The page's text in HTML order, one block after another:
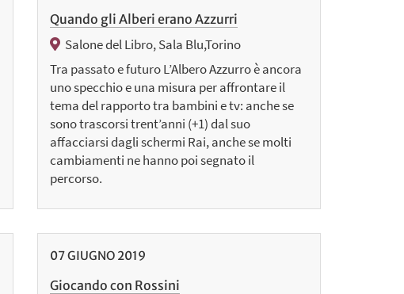
Quando gli Alberi erano Azzurri
Salone del Libro, Sala Blu,Torino
Tra passato e futuro L’Albero Azzurro è ancora
uno specchio e una misura per affrontare il
tema del rapporto tra bambini e tv: anche se
sono trascorsi trent’anni (+1) dal suo
affacciarsi dagli schermi Rai, anche se molti
cambiamenti ne hanno poi segnato il
percorso.
07GIUGNO 2019
Giocando con Rossini